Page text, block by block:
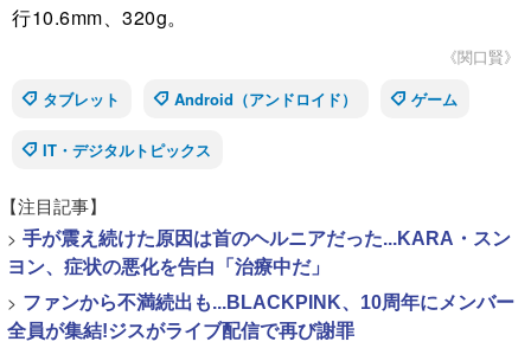
行10.6mm、320g。
《関口賢》
タブレット
Android（アンドロイド） ゲーム
IT・デジタルトピックス
【注目記事】
> 手が震え続けた原因は首のヘルニアだった...KARA・スン
ヨン、症状の悪化を告白「治療中だ」
> ファンから不満続出も...BLACKPINK、10周年にメンバー
全員が集結!ジスがライブ配信で再び謝罪